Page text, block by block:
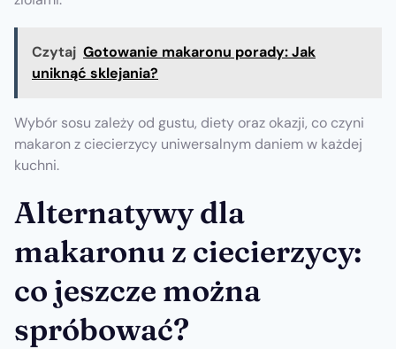
Czytaj Gotowanie makaronu porady: Jak
uniknąć sklejania?
Wybór sosu zależy od gustu, diety oraz okazji, co czyni
makaron z ciecierzycy uniwersalnym daniem w każdej
kuchni.
Alternatywy dla
makaronu z ciecierzycy:
co jeszcze można
spróbować?